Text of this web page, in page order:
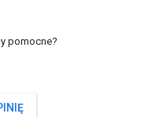
pomocne?